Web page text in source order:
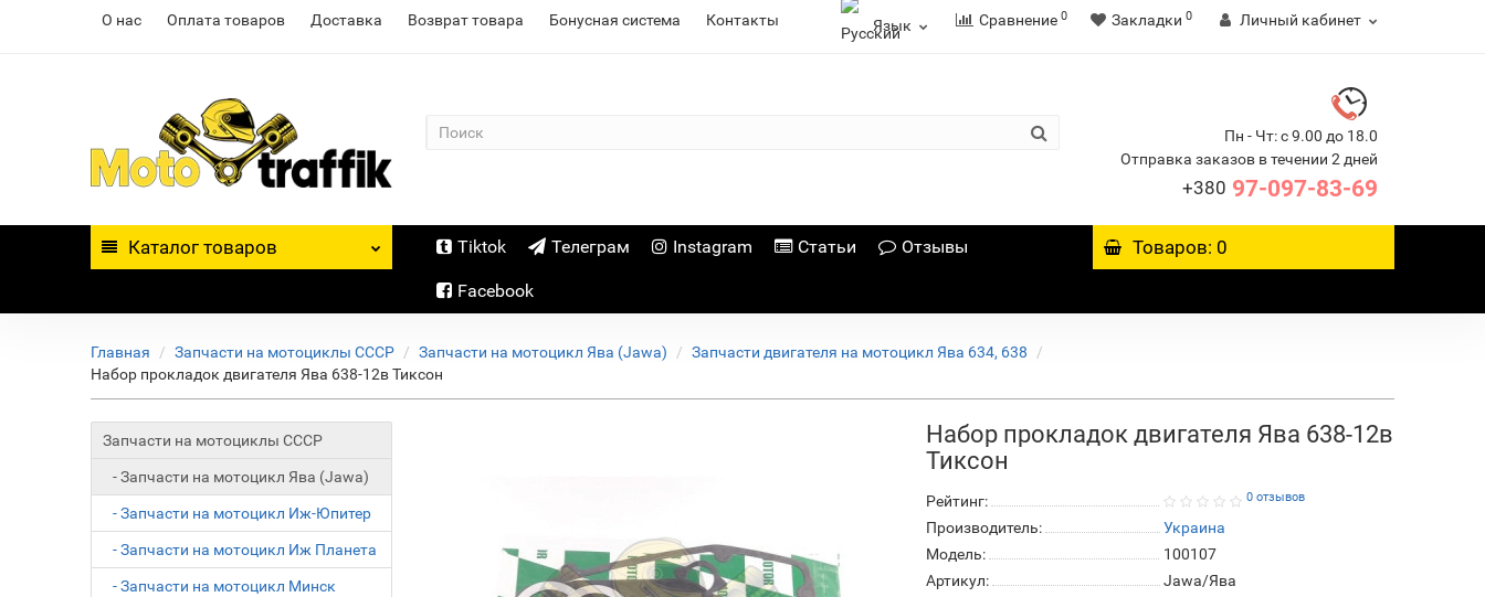
О нас Оплата товаров Доставка Возврат товара Бонусная система Контакты Язык Сравнение 0 Закладки 0 Личный кабинет
Пн - Чт: с 9.00 до 18.0
Отправка заказов в течении 2 дней
+380 97-097-83-69
Каталог товаров Tiktok Телеграм Instagram Статьи Отзывы
Facebook
Товаров: 0
Главная Запчасти на мотоциклы СССР Запчасти на мотоцикл Ява (Jawa)
Запчасти двигателя на мотоцикл Ява 634, 638
Набор прокладок двигателя Ява 638-12в Тиксон
Запчасти на мотоциклы СССР
- Запчасти на мотоцикл Ява (Jawa)
- Запчасти на мотоцикл Иж-Юпитер
- Запчасти на мотоцикл Иж Планета
- Запчасти на мотоцикл Минск
Набор прокладок двигателя Ява 638-12в
Тиксон
Рейтинг: 0 отзывов
Производитель:
Украина
Модель:
100107
Артикул:
Jawa/Ява